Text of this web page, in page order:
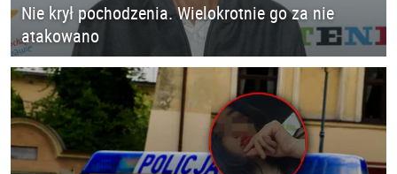
Nie krył pochodzenia. Wielokrotnie go za nie
atakowano